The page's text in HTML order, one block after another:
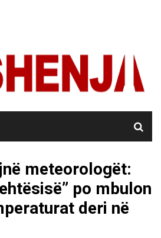
meteorologët:
po mbulon
deri në